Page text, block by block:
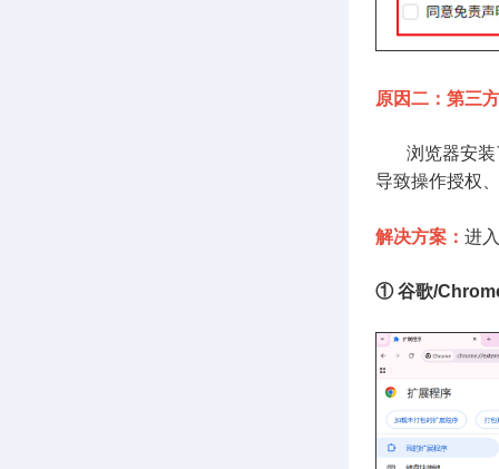
原因二：第三
浏览器安装
导致操作授权
解决方案： 进
① 谷歌/